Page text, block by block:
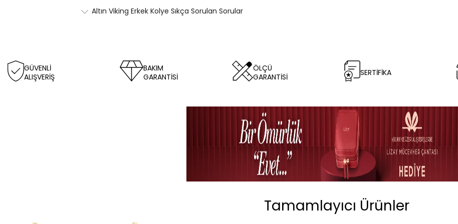
Altın Viking Erkek Kolye Sıkça Sorulan Sorular
GÜVENLİ
ALIŞVERİŞ
BAKIM
GARANTİSİ
ÖLÇÜ
GARANTİSİ
SERTİFİKA
Tamamlayıcı Ürünler